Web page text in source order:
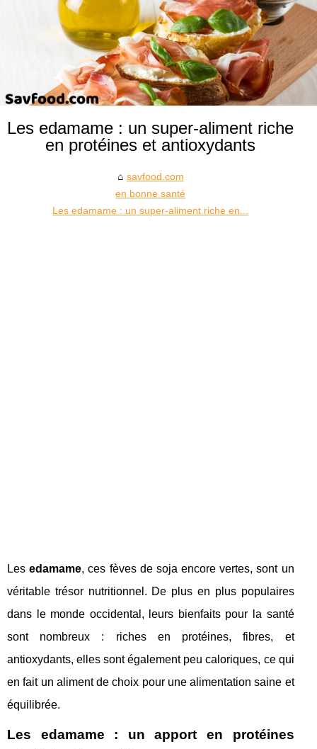
Les edamame : un super-aliment riche
en protéines et antioxydants
savfood.com
en bonne santé
Les edamame : un super-aliment riche en...
Lesedamame, ces fèves de soja encore vertes, sont un
véritable trésor nutritionnel. De plus en plus populaires
dans le monde occidental, leurs bienfaits pour la santé
sont nombreux : riches en protéines, fibres, et
antioxydants, elles sont également peu caloriques, ce qui
en fait un aliment de choix pour une alimentation saine et
équilibrée.
Les edamame : un apport en protéines